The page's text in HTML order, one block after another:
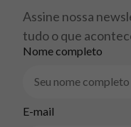
Assine nossa
tudo o que
Nome completo
E-mail